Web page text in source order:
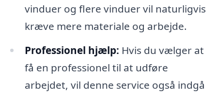
vinduer og flere vinduer vil naturligvis
kræve mere materiale og arbejde.
Professionel hjælp: Hvis du vælger at
få en professionel til at udføre
arbejdet, vil denne service også indgå